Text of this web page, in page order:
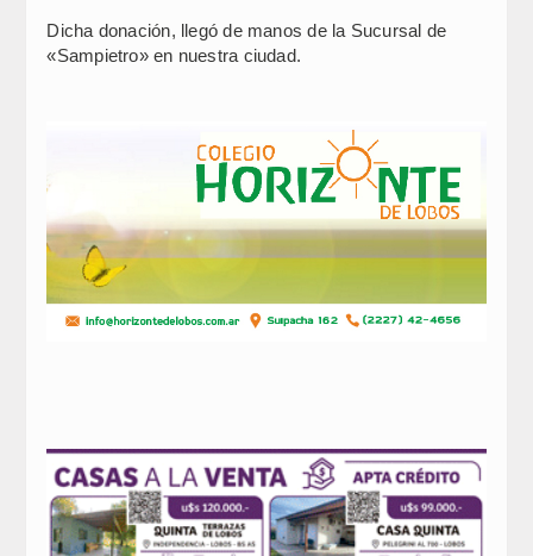
Dicha donación, llegó de manos de la Sucursal de
«Sampietro» en nuestra ciudad.